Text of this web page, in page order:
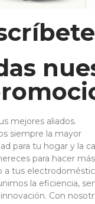
mejores aliados.
siempre la mayor
para tu hogar y la
para hacer
a tus
la eficiencia,
Con